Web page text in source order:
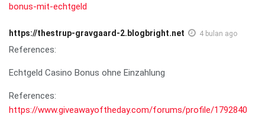
bonus-mit-echtgeld
https://thestrup-gravgaard-2.blogbright.net 4 bulan ago
References:
Echtgeld Casino Bonus ohne Einzahlung
References:
https://www.giveawayoftheday.com/forums/profile/1792840